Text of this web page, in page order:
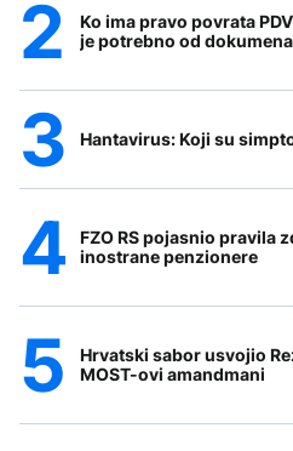
Ko ima pravo povrata
je potrebno od
Hantavirus: Koji su
FZO RS pojasnio pravila
inostrane penzionere
Hrvatski sabor usvojio
MOST-ovi amandmani